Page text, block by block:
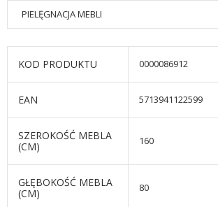
PIELĘGNACJA MEBLI
KOD PRODUKTU 0000086912
EAN 5713941122599
SZEROKOŚĆ MEBLA
(CM)
160
GŁĘBOKOŚĆ MEBLA
(CM)
80